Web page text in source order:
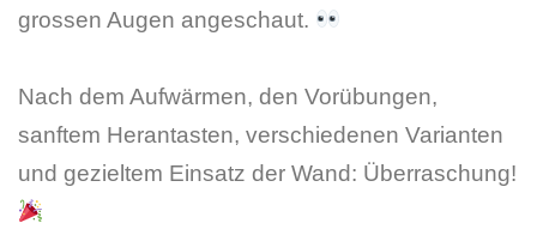
grossen Augen angeschaut.
Nach dem Aufwärmen, den Vorübungen,
sanftem Herantasten, verschiedenen Varianten
und gezieltem Einsatz der Wand: Überraschung!